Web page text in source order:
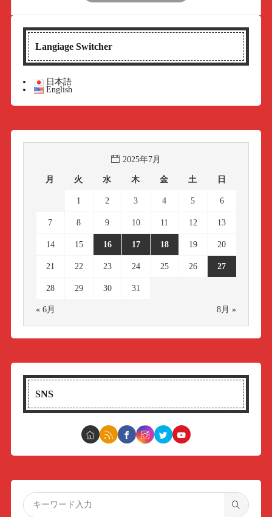
Langiage Switcher
日本語
English
2025年7月
月 火 水 木 金 土 日
1 2 3 4 5 6
7 8 9 10 11 12 13
14 15 16 17 18 19 20
21 22 23 24 25 26 27
28 29 30 31
« 6月 8月 »
SNS